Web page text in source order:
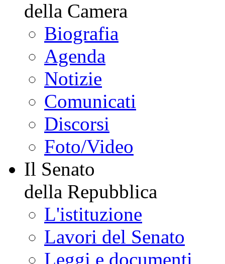
Vai al menu di
Portale storico
WebTv
YouTube
Il Presidente
della Camera
Biografia
Agenda
Notizie